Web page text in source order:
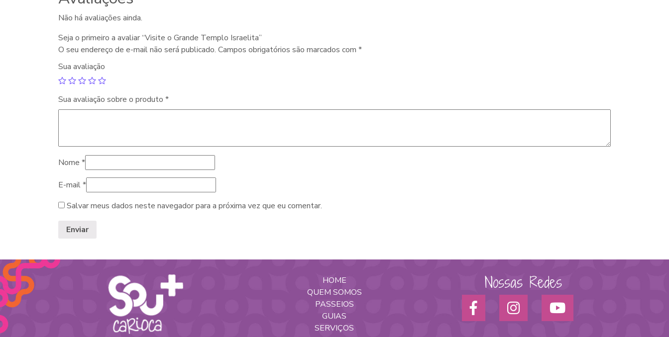
Não há avaliações ainda.
Seja o primeiro a avaliar “Visite o Grande Templo Israelita”
O seu endereço de e-mail não será publicado. Campos obrigatórios são marcados com *
Sua avaliação
Sua avaliação sobre o produto *
Nome *
E-mail*
Salvar meus dados neste navegador para a próxima vez que eu comentar.
HOME
QUEM SOMOS
PASSEIOS
GUIAS
SERVIÇOS
Nossas Redes